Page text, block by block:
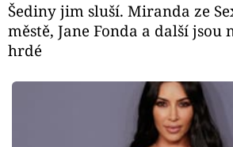
Šediny jim sluší. Miranda ze
městě, Jane Fonda a další jsou
hrdé